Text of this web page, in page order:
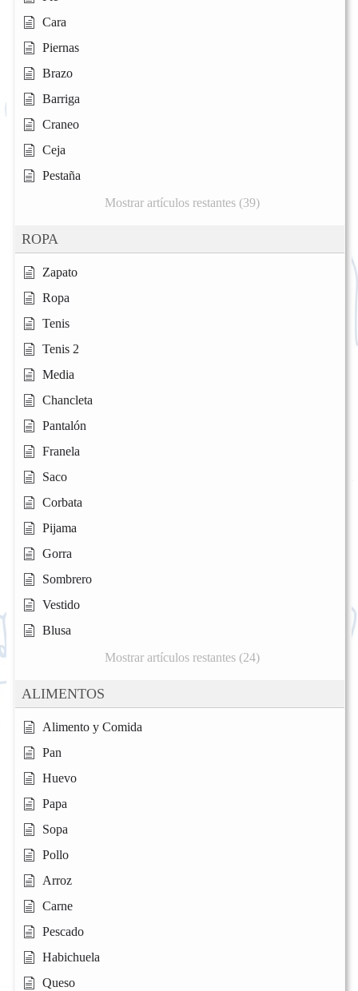
Cara
Piernas
Brazo
Barriga
Craneo
Ceja
Pestaña
Mostrar artículos restantes (39)
ROPA
Zapato
Ropa
Tenis
Tenis 2
Media
Chancleta
Pantalón
Franela
Saco
Corbata
Pijama
Gorra
Sombrero
Vestido
Blusa
Mostrar artículos restantes (24)
ALIMENTOS
Alimento y Comida
Pan
Huevo
Papa
Sopa
Pollo
Arroz
Carne
Pescado
Habichuela
Queso